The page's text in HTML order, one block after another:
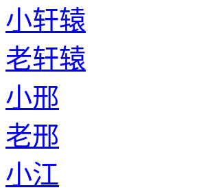
小轩辕
老轩辕
小邢
老邢
小江